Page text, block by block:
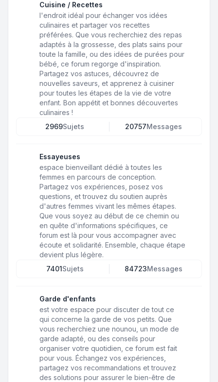
Cuisine / Recettes
l'endroit idéal pour échanger vos idées
culinaires et partager vos recettes
préférées. Que vous recherchiez des repas
adaptés à la grossesse, des plats sains pour
toute la famille, ou des idées de purées pour
bébé, ce forum regorge d'inspiration.
Partagez vos astuces, découvrez de
nouvelles saveurs, et apprenez à cuisiner
pour toutes les étapes de la vie de votre
enfant. Bon appétit et bonnes découvertes
culinaires !
2969Sujets 20757Messages
Essayeuses
espace bienveillant dédié à toutes les
femmes en parcours de conception.
Partagez vos expériences, posez vos
questions, et trouvez du soutien auprès
d'autres femmes vivant les mêmes étapes.
Que vous soyez au début de ce chemin ou
en quête d'informations spécifiques, ce
forum est là pour vous accompagner avec
écoute et solidarité. Ensemble, chaque étape
devient plus légère.
7401Sujets 84723Messages
Garde d'enfants
est votre espace pour discuter de tout ce
qui concerne la garde de vos petits. Que
vous recherchiez une nounou, un mode de
garde adapté, ou des conseils pour
organiser votre quotidien, ce forum est fait
pour vous. Échangez vos expériences,
partagez vos recommandations et trouvez
des solutions pour assurer le bien-être de